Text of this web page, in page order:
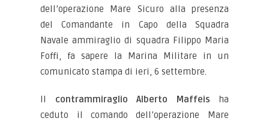
dell’operazione Mare Sicuro alla presenza
del Comandante in Capo della Squadra
Navale ammiraglio di squadra Filippo Maria
Foffi, fa sapere la Marina Militare in un
comunicato stampa di ieri, 6 settembre.
Il contrammiraglio Alberto Maffeis ha
ceduto il comando dell’operazione Mare